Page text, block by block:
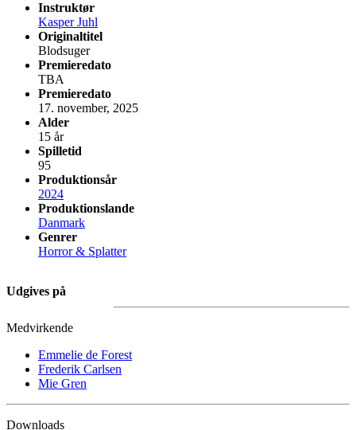
Instruktør
Kasper Juhl
Originaltitel
Blodsuger
Premieredato
TBA
Premieredato
17. november, 2025
Alder
15 år
Spilletid
95
Produktionsår
2024
Produktionslande
Danmark
Genrer
Horror & Splatter
Udgives på
Medvirkende
Emmelie de Forest
Frederik Carlsen
Mie Gren
Downloads